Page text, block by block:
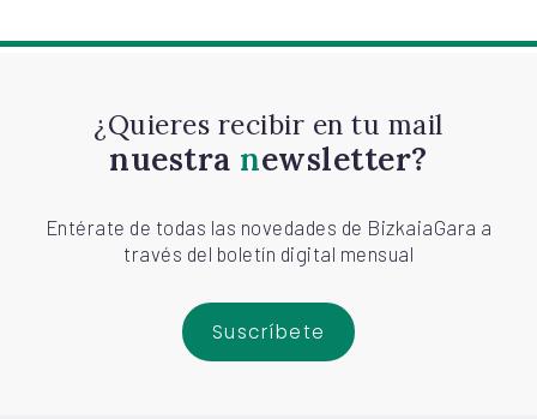
¿Quieres recibir en tu mail
nuestra newsletter?
Entérate de todas las novedades de BizkaiaGara a
través del boletín digital mensual
Suscríbete